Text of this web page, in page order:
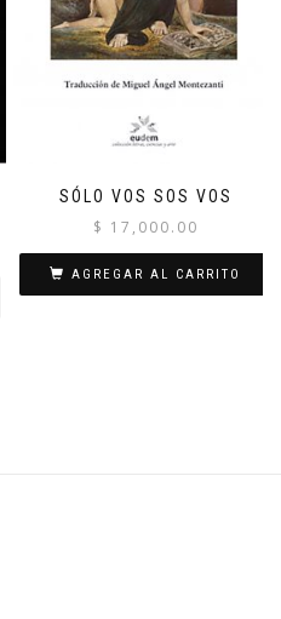
SÓLO VOS SOS VOS
$ 17,000.00
AGREGAR AL CARRITO